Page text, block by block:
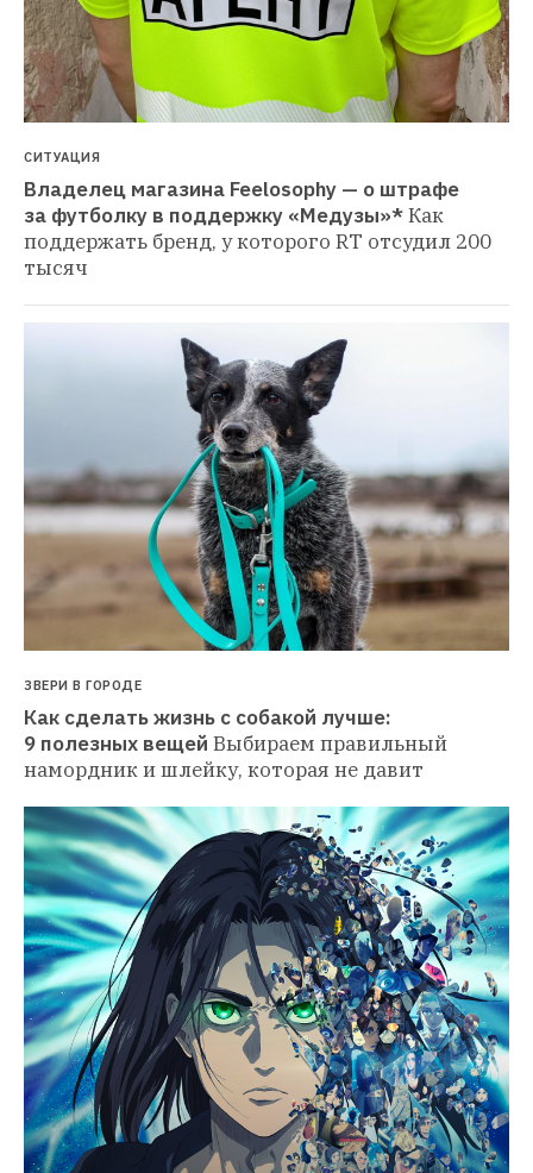
СИТУАЦИЯ
Владелец магазина Feelosophy — о штрафе
за футболку в поддержку «Медузы»*Как
поддержать бренд, у которого RT отсудил 200
тысяч
ЗВЕРИ В ГОРОДЕ
Как сделать жизнь с собакой лучше:
9 полезных вещей Выбираем правильный
намордник и шлейку, которая не давит